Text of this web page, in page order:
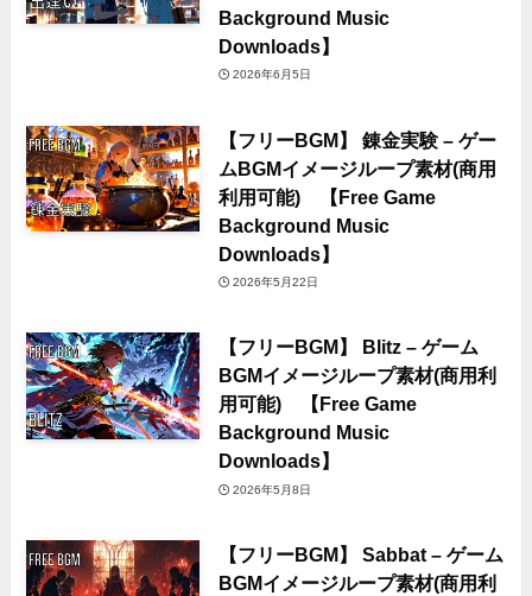
Background Music
Downloads】
2026年6月5日
【フリーBGM】 錬金実験 – ゲー
ムBGMイメージループ素材(商用
利用可能) 【Free Game
Background Music
Downloads】
2026年5月22日
【フリーBGM】 Blitz – ゲーム
BGMイメージループ素材(商用利
用可能) 【Free Game
Background Music
Downloads】
2026年5月8日
【フリーBGM】 Sabbat – ゲーム
BGMイメージループ素材(商用利